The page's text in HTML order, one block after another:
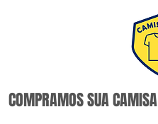
COMPRAMOS SUA CAMISA